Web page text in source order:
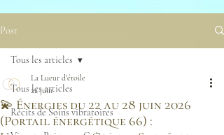
Post
Tous les articles
Récits de Soins vibratoires
Tous les articles
💫 Énergies du 22 au 28 juin 2026
(Portail énergétique 66) :
La Lueur d'étoile
22 juin